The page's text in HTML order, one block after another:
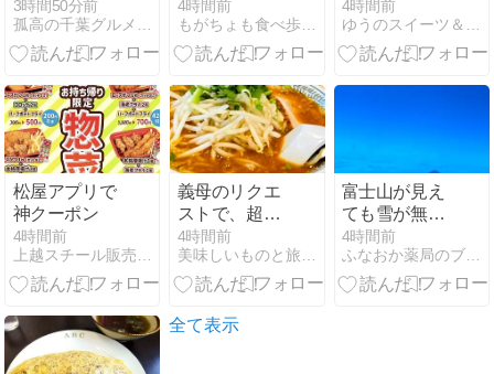
空土にて頂く
夏メニュー ウ
マ辛スープの
堪能
3時間50分前
孤高の千葉グルメ season2
4時間前
もがちょも食べ歩きde飲み歩き
堀江。大好き
なレモンのお
菓子を
4時間前
ゆうのスイーツ＆グルメ日記
松屋アプリで
神クーポン
4時間前
上越スチール販売株式会社スタッフブログ
義母のリクエ
ストで、超お
久しぶりに
「丸源ラーメ
ン」へ！
4時間前
美味しいものと旅行が大好き!!
富士山が見え
ても雪が無い
とタダの山な
のね・・・・
ANAの機内よ
4時間前
ふなおか薬局のブタ店長ブログ
全て表示